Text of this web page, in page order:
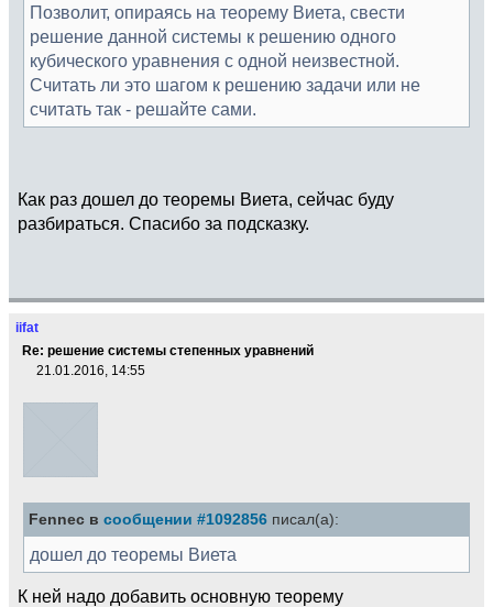
Позволит, опираясь на теорему Виета, свести
решение данной системы к решению одного
кубического уравнения с одной неизвестной.
Считать ли это шагом к решению задачи или не
считать так - решайте сами.
Как раз дошел до теоремы Виета, сейчас буду
разбираться. Спасибо за подсказку.
iifat
Re: решение системы степенных уравнений
21.01.2016, 14:55
Fennec в сообщении #1092856 писал(а):
дошел до теоремы Виета
К ней надо добавить основную теорему